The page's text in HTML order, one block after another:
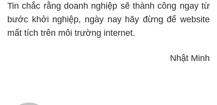
Tin chắc rằng doanh nghiệp sẽ thành công ngay từ
bước khởi nghiệp, ngày nay hãy đừng để website
mất tích trên môi trường internet.
Nhật Minh